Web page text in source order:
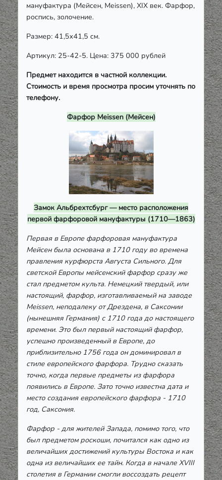
мануфактура (Мейсен, Meissen), XIX век. Фарфор,
роспись, золочение.
Размер: 41,5х41,5 см.
Артикул: 25-42-5. Цена: 375 000 рублей
Предмет находится в частной коллекции.
Стоимость и время просмотра просим уточнять по
телефону.
Фарфор Meissen (Мейсен)
Замок Альбрехтсбург — место расположения
первой фарфоровой мануфактуры (1710—1863)
Первая в Европе фарфоровая мануфактура
Мейсен была основана в 1710 году во времена
правления курфюрста Августа Сильного. Для
светской Европы мейсенский фарфор сразу же
стал предметом культа. Немецкий твердый, или
настоящий, фарфор, изготавливаемый на заводе
Meissen, неподалеку от Дрездена, в Саксонии
(нынешняя Германия) с 1710 года до настоящего
времени. Это был первый настоящий фарфор,
успешно произведенный в Европе, до
приблизительно 1756 года он доминировал в
стиле европейского фарфора. Трудно сказать
точно, когда первые предметы из фарфора
появились в Европе. Зато точно известна дата и
место создания европейского фарфора - 1710
год, Саксония.
Фарфор - для жителей Запада, помимо того, что
был предметом роскоши, почитался как одно из
величайших достижений культуры Востока и как
одна из величайших ее тайн. Когда в начале XVIII
столетия в Германии смогли воссоздать рецепт